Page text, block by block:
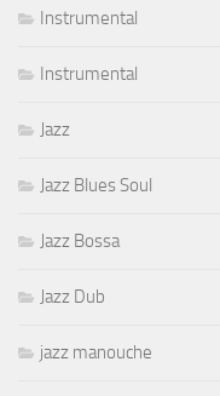
Instrumental
Instrumental
Jazz
Jazz Blues Soul
Jazz Bossa
Jazz Dub
jazz manouche